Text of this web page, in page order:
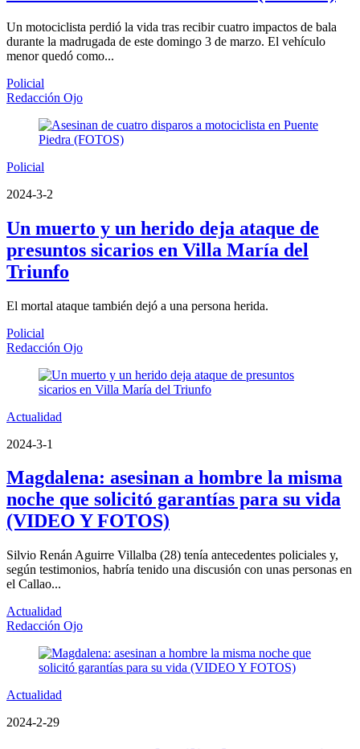
Un motociclista perdió la vida tras recibir cuatro impactos de bala
durante la madrugada de este domingo 3 de marzo. El vehículo
menor quedó como...
Policial
Redacción Ojo
Policial
2024-3-2
Un muerto y un herido deja ataque de
presuntos sicarios en Villa María del
Triunfo
El mortal ataque también dejó a una persona herida.
Policial
Redacción Ojo
Actualidad
2024-3-1
Magdalena: asesinan a hombre la misma
noche que solicitó garantías para su vida
(VIDEO Y FOTOS)
Silvio Renán Aguirre Villalba (28) tenía antecedentes policiales y,
según testimonios, habría tenido una discusión con unas personas en
el Callao...
Actualidad
Redacción Ojo
Actualidad
2024-2-29